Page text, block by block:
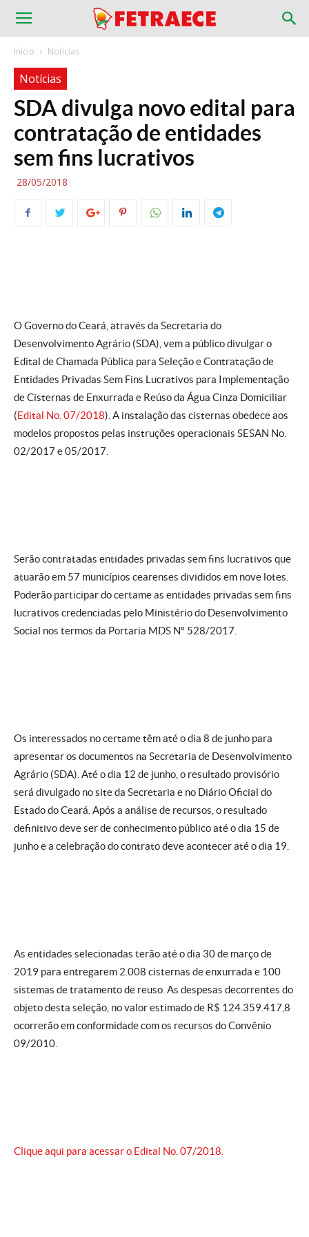
Início Notícias
Notícias
SDA divulga novo edital para
contratação de entidades
sem fins lucrativos
28/05/2018
O Governo do Ceará, através da Secretaria do
Desenvolvimento Agrário (SDA), vem a público divulgar o
Edital de Chamada Pública para Seleção e Contratação de
Entidades Privadas Sem Fins Lucrativos para Implementação
de Cisternas de Enxurrada e Reúso da Água Cinza Domiciliar
(Edital No. 07/2018). A instalação das cisternas obedece aos
modelos propostos pelas instruções operacionais SESAN No.
02/2017 e 05/2017.
Serão contratadas entidades privadas sem fins lucrativos que
atuarão em 57 municípios cearenses divididos em nove lotes.
Poderão participar do certame as entidades privadas sem fins
lucrativos credenciadas pelo Ministério do Desenvolvimento
Social nos termos da Portaria MDS Nº 528/2017.
Os interessados no certame têm até o dia 8 de junho para
apresentar os documentos na Secretaria de Desenvolvimento
Agrário (SDA). Até o dia 12 de junho, o resultado provisório
será divulgado no site da Secretaria e no Diário Oficial do
Estado do Ceará. Após a análise de recursos, o resultado
definitivo deve ser de conhecimento público até o dia 15 de
junho e a celebração do contrato deve acontecer até o dia 19.
As entidades selecionadas terão até o dia 30 de março de
2019 para entregarem 2.008 cisternas de enxurrada e 100
sistemas de tratamento de reuso. As despesas decorrentes do
objeto desta seleção, no valor estimado de R$ 124.359.417,8
ocorrerão em conformidade com os recursos do Convênio
09/2010.
Clique aqui para acessar o Edital No. 07/2018.